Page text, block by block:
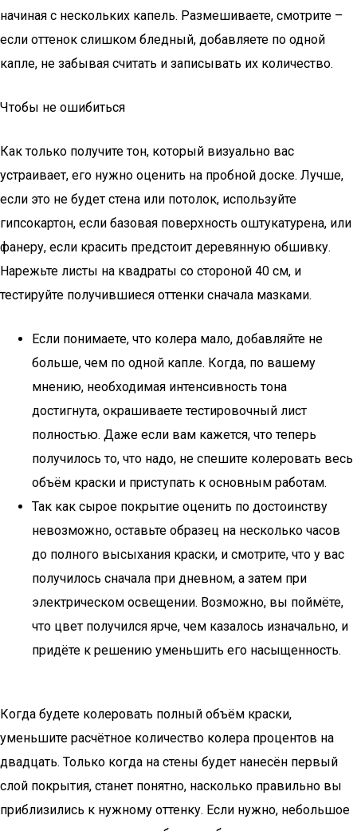
начиная с нескольких капель. Размешиваете, смотрите –
если оттенок слишком бледный, добавляете по одной
капле, не забывая считать и записывать их количество.
Чтобы не ошибиться
Как только получите тон, который визуально вас
устраивает, его нужно оценить на пробной доске. Лучше,
если это не будет стена или потолок, используйте
гипсокартон, если базовая поверхность оштукатурена, или
фанеру, если красить предстоит деревянную обшивку.
Нарежьте листы на квадраты со стороной 40 см, и
тестируйте получившиеся оттенки сначала мазками.
Если понимаете, что колера мало, добавляйте не
больше, чем по одной капле. Когда, по вашему
мнению, необходимая интенсивность тона
достигнута, окрашиваете тестировочный лист
полностью. Даже если вам кажется, что теперь
получилось то, что надо, не спешите колеровать весь
объём краски и приступать к основным работам.
Так как сырое покрытие оценить по достоинству
невозможно, оставьте образец на несколько часов
до полного высыхания краски, и смотрите, что у вас
получилось сначала при дневном, а затем при
электрическом освещении. Возможно, вы поймёте,
что цвет получился ярче, чем казалось изначально, и
придёте к решению уменьшить его насыщенность.
Когда будете колеровать полный объём краски,
уменьшите расчётное количество колера процентов на
двадцать. Только когда на стены будет нанесён первый
слой покрытия, станет понятно, насколько правильно вы
приблизились к нужному оттенку. Если нужно, небольшое